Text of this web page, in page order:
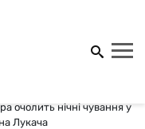
очолить нічні чування у
Лукача